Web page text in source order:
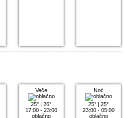
Veče
25° |26°
17:00 - 23:00
oblačno
Noć
25° |25°
23:00 - 05:00
oblačno